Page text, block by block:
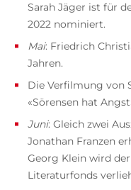
Sarah Jäger ist für
2022 nominiert.
Mai: Friedrich
Jahren.
Die Verfilmung von
«Sörensen hat
Juni: Gleich zwei
Jonathan Franzen
Georg Klein wird
Literaturfonds